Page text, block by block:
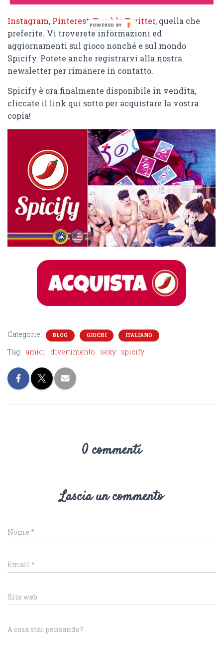
Seguiteci sulle nostre pagine social, comeFacebook,
Instagram, Pinterest Tumblr Twitter, quella che
preferite. Vi troverete informazioni ed
aggiornamenti sul gioco nonché e sul mondo
Spicify. Potete anche registrarvi alla nostra
newsletter per rimanere in contatto.
Spicify è ora finalmente disponibile in vendita,
cliccate il link qui sotto per acquistare la vostra
copia!
Categorie: BLOG GIOCHI ITALIANO
Tag: amici divertimento sexy spicify
0 commenti
Lascia un commento
Nome *
Email *
Sito web
A cosa stai pensando?